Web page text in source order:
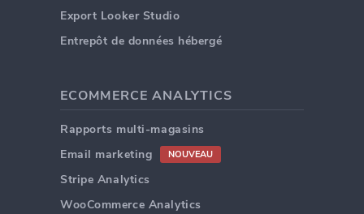
Export Looker Studio
Entrepôt de données hébergé
ECOMMERCE ANALYTICS
Rapports multi-magasins
Email marketing
NOUVEAU
Stripe Analytics
WooCommerce Analytics